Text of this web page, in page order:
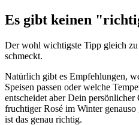
Es gibt keinen
Der wohl wichtigste Tipp gleich
schmeckt.
Natürlich gibt es Empfehlungen,
Speisen passen oder welche
entscheidet aber Dein
fruchtiger Rosé im Winter
ist das genau richtig.